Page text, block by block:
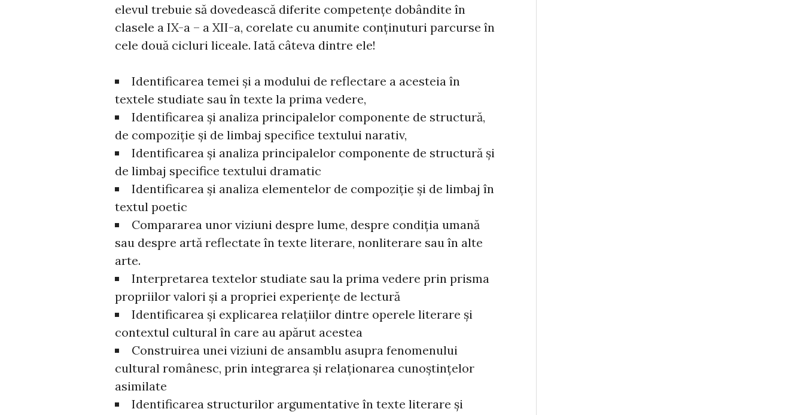
elevul trebuie să dovedească diferite competențe dobândite în
clasele a IX-a – a XII-a, corelate cu anumite conținuturi parcurse în
cele două cicluri liceale. Iată câteva dintre ele!
Identificarea temei şi a modului de reflectare a acesteia în
textele studiate sau în texte la prima vedere,
Identificarea şi analiza principalelor componente de structură,
de compoziţie şi de limbaj specifice textului narativ,
Identificarea şi analiza principalelor componente de structură şi
de limbaj specifice textului dramatic
Identificarea şi analiza elementelor de compoziţie şi de limbaj în
textul poetic
Compararea unor viziuni despre lume, despre condiţia umană
sau despre artă reflectate în texte literare, nonliterare sau în alte
arte.
Interpretarea textelor studiate sau la prima vedere prin prisma
propriilor valori şi a propriei experienţe de lectură
Identificarea şi explicarea relaţiilor dintre operele literare şi
contextul cultural în care au apărut acestea
Construirea unei viziuni de ansamblu asupra fenomenului
cultural românesc, prin integrarea şi relaţionarea cunoştinţelor
asimilate
Identificarea structurilor argumentative în texte literare şi